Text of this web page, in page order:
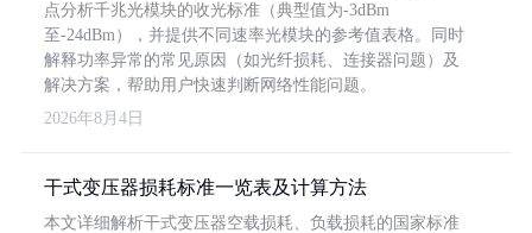
点分析千兆光模块的收光标准（典型值为-3dBm
至-24dBm），并提供不同速率光模块的参考值表格。同时
解释功率异常的常见原因（如光纤损耗、连接器问题）及
解决方案，帮助用户快速判断网络性能问题。
2026年8月4日
干式变压器损耗标准一览表及计算方法
本文详细解析干式变压器空载损耗、负载损耗的国家标准